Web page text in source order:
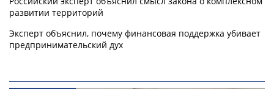
развитии территорий
Эксперт объяснил, почему финансовая поддержка убивает
предпринимательский дух